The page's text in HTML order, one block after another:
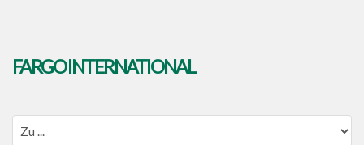
FARGO INTERNATIONAL